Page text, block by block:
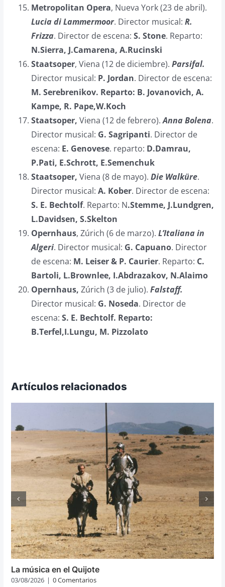
Metropolitan Opera, Nueva York (23 de abril).
Lucia di Lammermoor. Director musical: R.
Frizza. Director de escena: S. Stone. Reparto:
N.Sierra, J.Camarena, A.Rucinski
Staatsoper, Viena (12 de diciembre). Parsifal.
Director musical: P. Jordan. Director de escena:
M. Serebrenikov. Reparto: B. Jovanovich, A.
Kampe, R. Pape,W.Koch
Staatsoper, Viena (12 de febrero).Anna Bolena.
Director musical: G. Sagripanti. Director de
escena: E. Genovese. reparto: D.Damrau,
P.Pati, E.Schrott, E.Semenchuk
Staatsoper, Viena (8 de mayo). Die Walküre.
Director musical: A. Kober. Director de escena:
S. E. Bechtolf. Reparto: N.Stemme, J.Lundgren,
L.Davidsen, S.Skelton
Opernhaus, Zúrich (6 de marzo). L’Italiana in
Algeri. Director musical: G. Capuano. Director
de escena: M. Leiser & P. Caurier. Reparto: C.
Bartoli, L.Brownlee, I.Abdrazakov, N.Alaimo
Opernhaus, Zúrich (3 de julio). Falstaff.
Director musical: G. Noseda. Director de
escena: S. E. Bechtolf. Reparto:
B.Terfel,I.Lungu, M. Pizzolato
Artículos relacionados
La música en el Quijote
03/08/2026 | 0 Comentarios